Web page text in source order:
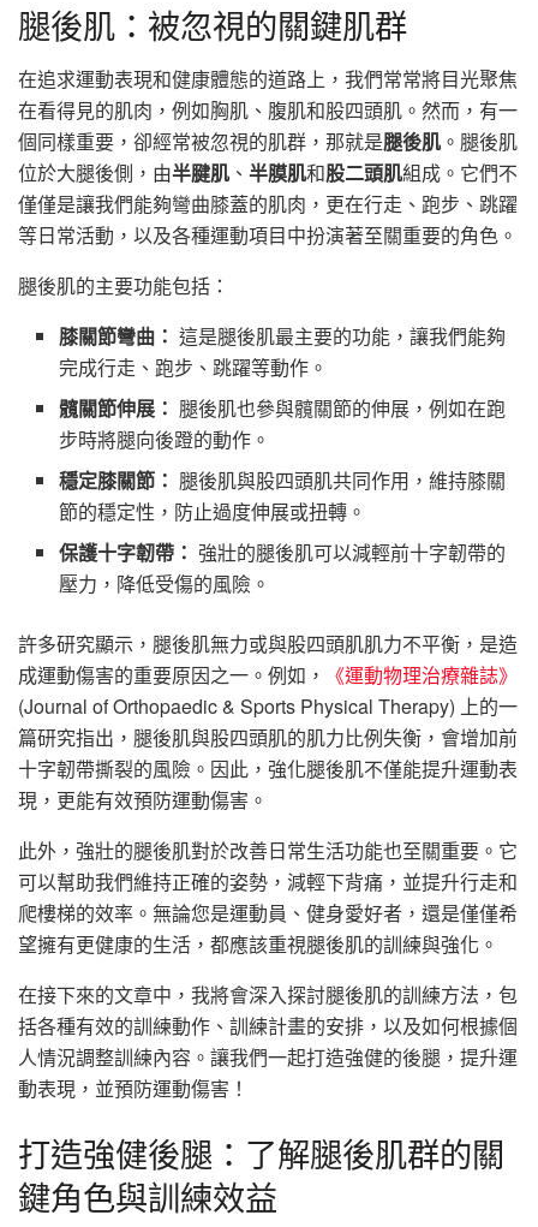
腿後肌：被忽視的關鍵肌群
在追求運動表現和健康體態的道路上，我們常常將目光聚焦
在看得見的肌肉，例如胸肌、腹肌和股四頭肌。然而，有一
個同樣重要，卻經常被忽視的肌群，那就是腿後肌 。腿後肌
位於大腿後側，由半腱肌 、 半膜肌和股二頭肌組成。它們不
僅僅是讓我們能夠彎曲膝蓋的肌肉，更在行走、跑步、跳躍
等日常活動，以及各種運動項目中扮演著至關重要的角色。
腿後肌的主要功能包括：
膝關節彎曲： 這是腿後肌最主要的功能，讓我們能夠
完成行走、跑步、跳躍等動作。
髖關節伸展： 腿後肌也參與髖關節的伸展，例如在跑
步時將腿向後蹬的動作。
穩定膝關節： 腿後肌與股四頭肌共同作用，維持膝關
節的穩定性，防止過度伸展或扭轉。
保護十字韌帶： 強壯的腿後肌可以減輕前十字韌帶的
壓力，降低受傷的風險。
許多研究顯示，腿後肌無力或與股四頭肌肌力不平衡，是造
成運動傷害的重要原因之一。例如，
《運動物理治療雜誌》
(Journal of Orthopaedic & Sports Physical Therapy) 上的一
篇研究指出，腿後肌與股四頭肌的肌力比例失衡，會增加前
十字韌帶撕裂的風險。因此，強化腿後肌不僅能提升運動表
現，更能有效預防運動傷害。
此外，強壯的腿後肌對於改善日常生活功能也至關重要。它
可以幫助我們維持正確的姿勢，減輕下背痛，並提升行走和
爬樓梯的效率。無論您是運動員、健身愛好者，還是僅僅希
望擁有更健康的生活，都應該重視腿後肌的訓練與強化。
在接下來的文章中，我將會深入探討腿後肌的訓練方法，包
括各種有效的訓練動作、訓練計畫的安排，以及如何根據個
人情況調整訓練內容。讓我們一起打造強健的後腿，提升運
動表現，並預防運動傷害！
打造強健後腿：了解腿後肌群的關
鍵角色與訓練效益